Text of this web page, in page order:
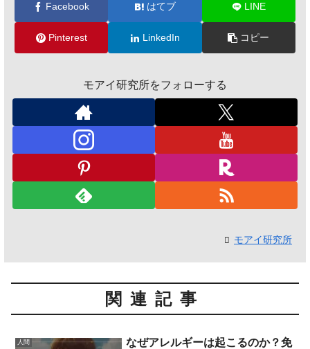
Facebook はてブ LINE
Pinterest LinkedIn コピー
モアイ研究所をフォローする
モアイ研究所
関連記事
人間
なぜアレルギーは起こるのか？免